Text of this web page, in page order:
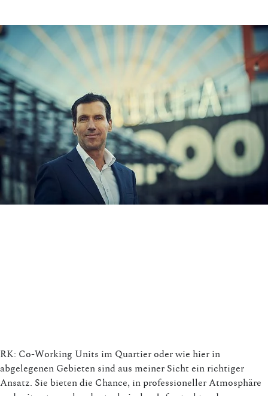
RK: Co-Working Units im Quartier oder wie hier in
abgelegenen Gebieten sind aus meiner Sicht ein richtiger
Ansatz. Sie bieten die Chance, in professioneller Atmosphäre